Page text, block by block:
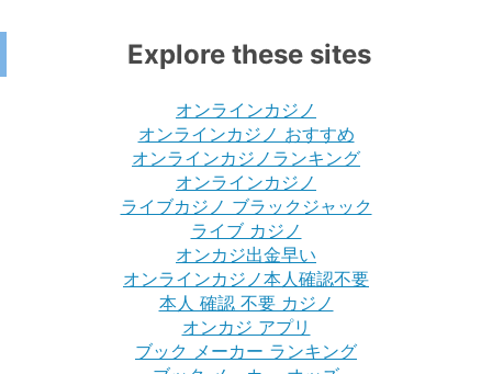
Explore these sites
オンラインカジノ
オンラインカジノ おすすめ
オンラインカジノランキング
オンラインカジノ
ライブカジノ ブラックジャック
ライブ カジノ
オンカジ出金早い
オンラインカジノ本人確認不要
本人 確認 不要 カジノ
オンカジ アプリ
ブック メーカー ランキング